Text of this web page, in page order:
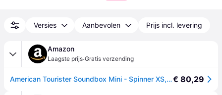
Versies Aanbevolen Prijs incl. levering
Amazon
Laagste prijs·Gratis verzending
American Tourister Soundbox Mini - Spinner XS, Kinderkoffer, 47 cm, 22 L, Groen (Bright Green)€ 80,29